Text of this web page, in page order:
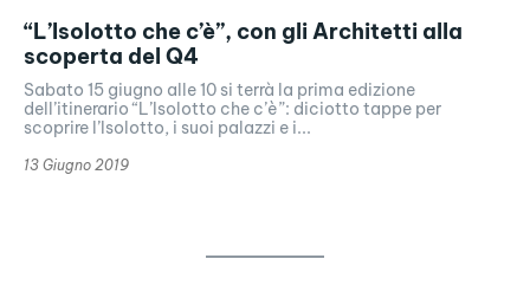
“L’Isolotto che c’è”, con gli Architetti alla
scoperta del Q4
Sabato 15 giugno alle 10 si terrà la prima edizione
dell’itinerario “L’Isolotto che c’è”: diciotto tappe per
scoprire l’Isolotto, i suoi palazzi e i...
13 Giugno 2019